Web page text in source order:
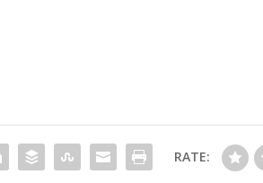
RATE: